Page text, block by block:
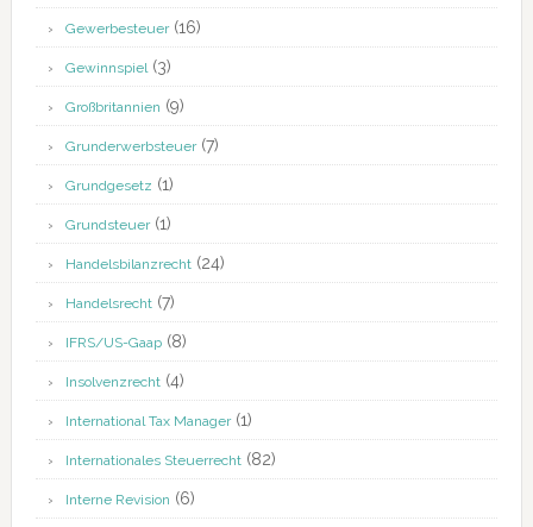
Gewerbesteuer(16)
Gewinnspiel(3)
Großbritannien (9)
Grunderwerbsteuer(7)
Grundgesetz (1)
Grundsteuer(1)
Handelsbilanzrecht(24)
Handelsrecht(7)
IFRS/US-Gaap(8)
Insolvenzrecht(4)
International Tax Manager(1)
Internationales Steuerrecht(82)
Interne Revision (6)